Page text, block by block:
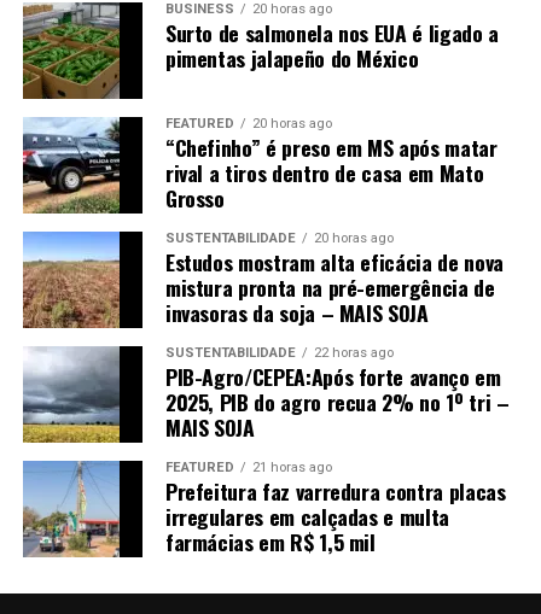
A produtividade foi estimada em 128,67 sacas por
hectare, praticamente estável em relação ao
levantamento anterior. Segundo o Instituto, as boas
condições climáticas ao longo do ciclo, especialmente a
distribuição favorável das chuvas, sustentaram o elevado
potencial produtivo.
Com isso, a produção estadual foi projetada em 57,39
milhões de toneladas, alta de 3,53% frente à safra
passada e 23,85% acima da média dos últimos cinco
anos, estabelecendo um novo recorde para a série
histórica do Imea.
BUSINESS 20 horas ago
Surto de salmonela nos EUA é ligado a
pimentas jalapeño do México
FEATURED 20 horas ago
“Chefinho” é preso em MS após matar
rival a tiros dentro de casa em Mato
Grosso
SUSTENTABILIDADE 20 horas ago
Estudos mostram alta eficácia de nova
mistura pronta na pré-emergência de
invasoras da soja – MAIS SOJA
SUSTENTABILIDADE 22 horas ago
PIB-Agro/CEPEA:Após forte avanço em
2025, PIB do agro recua 2% no 1º tri –
MAIS SOJA
FEATURED 21 horas ago
Prefeitura faz varredura contra placas
irregulares em calçadas e multa
farmácias em R$ 1,5 mil